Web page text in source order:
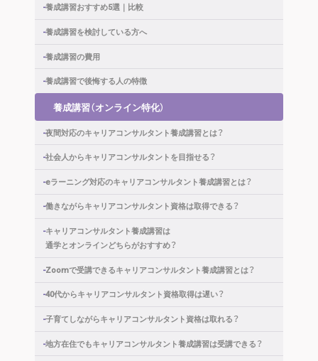
養成講習おすすめ5選｜比較
養成講習を検討している方へ
養成講習の費用
養成講習で後悔する人の特徴
養成講習（オンライン特化）
夜間対応のキャリアコンサルタント養成講習とは？
社会人からキャリアコンサルタントを目指せる？
eラーニング対応のキャリアコンサルタント養成講習とは？
働きながらキャリアコンサルタント資格は取得できる？
キャリアコンサルタント養成講習は
通学とオンラインどちらがおすすめ？
Zoomで受講できるキャリアコンサルタント養成講習とは？
40代からキャリアコンサルタント資格取得は遅い？
子育てしながらキャリアコンサルタント資格は取れる？
地方在住でもキャリアコンサルタント養成講習は受講できる？